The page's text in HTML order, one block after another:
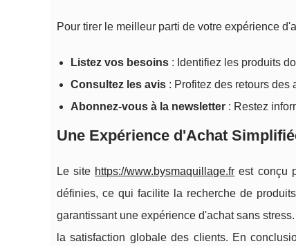
Pour tirer le meilleur parti de votre expérience
Listez vos besoins : Identifiez les produits
Consultez les avis : Profitez des retours
Abonnez-vous à la newsletter : Restez
Une Expérience d'Achat
Le site https://www.bysmaquillage.fr est conçu
définies, ce qui facilite la recherche de
garantissant une expérience d'achat sans
la satisfaction globale des clients. En